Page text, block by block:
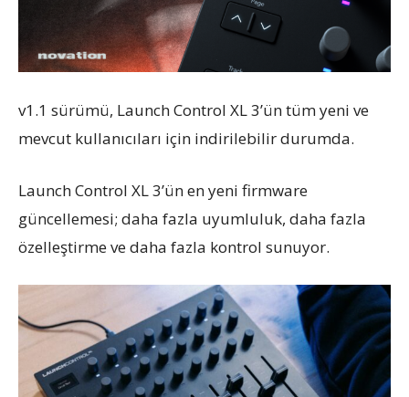
v1.1 sürümü, Launch Control XL 3’ün tüm yeni ve
mevcut kullanıcıları için indirilebilir durumda.
Launch Control XL 3’ün en yeni firmware
güncellemesi; daha fazla uyumluluk, daha fazla
özelleştirme ve daha fazla kontrol sunuyor.